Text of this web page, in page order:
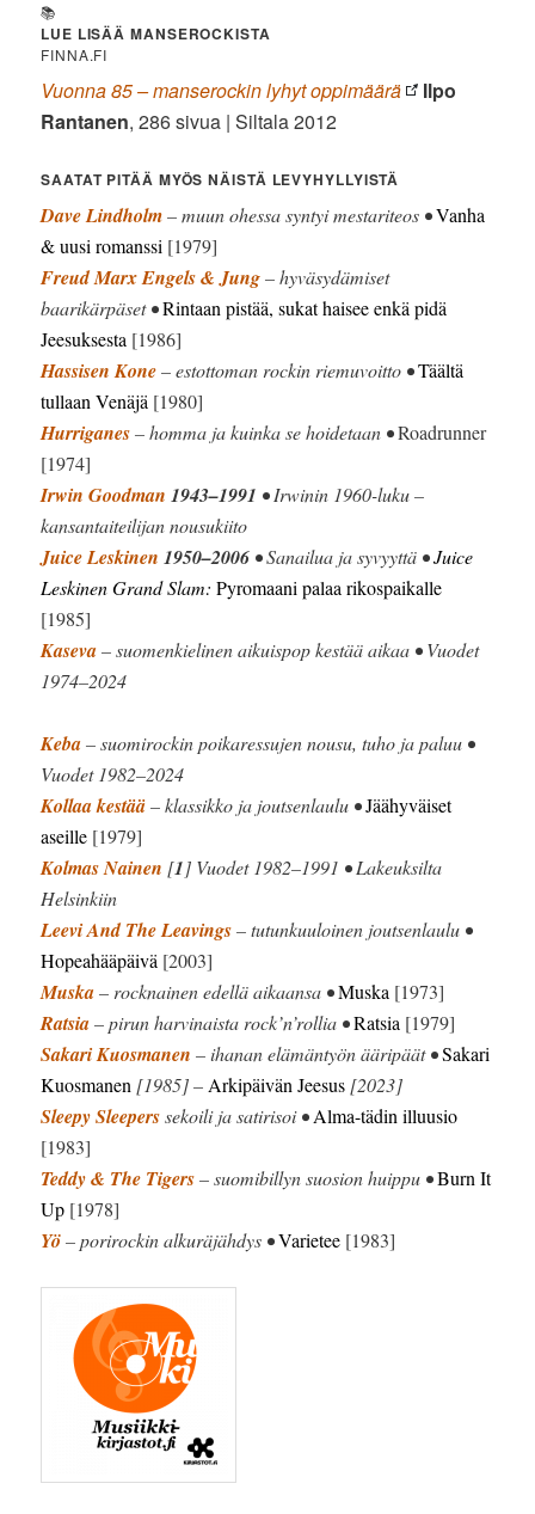
📚
LUE LISÄÄ MANSEROCKISTA
FINNA.FI
Vuonna 85 – manserockin lyhyt oppimäärä
Ilpo
Rantanen, 286 sivua | Siltala 2012
SAATAT PITÄÄ MYÖS NÄISTÄ LEVYHYLLYISTÄ
Dave Lindholm– muun ohessa syntyi mestariteos •Vanha
& uusi romanssi [1979]
Freud Marx Engels & Jung– hyväsydämiset
baarikärpäset •Rintaan pistää, sukat haisee enkä pidä
Jeesuksesta [1986]
Hassisen Kone– estottoman rockin riemuvoitto •Täältä
tullaan Venäjä [1980]
Hurriganes– homma ja kuinka se hoidetaan •Roadrunner
[1974]
Irwin Goodman 1943–1991 • Irwinin 1960-luku –
kansantaiteilijan nousukiito
Juice Leskinen 1950–2006 • Sanailua ja syvyyttä •Juice
Leskinen Grand Slam:Pyromaani palaa rikospaikalle
[1985]
Kaseva– suomenkielinen aikuispop kestää aikaa • Vuodet
1974–2024
Keba– suomirockin poikaressujen nousu, tuho ja paluu •
Vuodet 1982–2024
Kollaa kestää– klassikko ja joutsenlaulu •Jäähyväiset
aseille [1979]
Kolmas Nainen [1] Vuodet 1982–1991 • Lakeuksilta
Helsinkiin
Leevi And The Leavings– tutunkuuloinen joutsenlaulu •
Hopeahääpäivä [2003]
Muska– rocknainen edellä aikaansa •Muska [1973]
Ratsia– pirun harvinaista rock’n’rollia •Ratsia [1979]
Sakari Kuosmanen – ihanan elämäntyön ääripäät •Sakari
Kuosmanen [1985] –Arkipäivän Jeesus [2023]
Sleepy Sleeperssekoili ja satirisoi •Alma-tädin illuusio
[1983]
Teddy & The Tigers– suomibillyn suosion huippu •Burn It
Up [1978]
Yö– porirockin alkuräjähdys •Varietee [1983]